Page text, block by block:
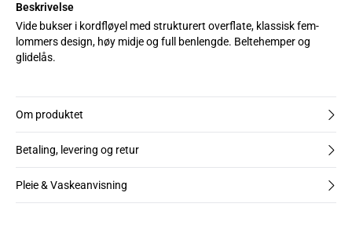
Beskrivelse
Vide bukser i kordfløyel med strukturert overflate, klassisk fem-
lommers design, høy midje og full benlengde. Beltehemper og
glidelås.
Om produktet
Betaling, levering og retur
Pleie & Vaskeanvisning